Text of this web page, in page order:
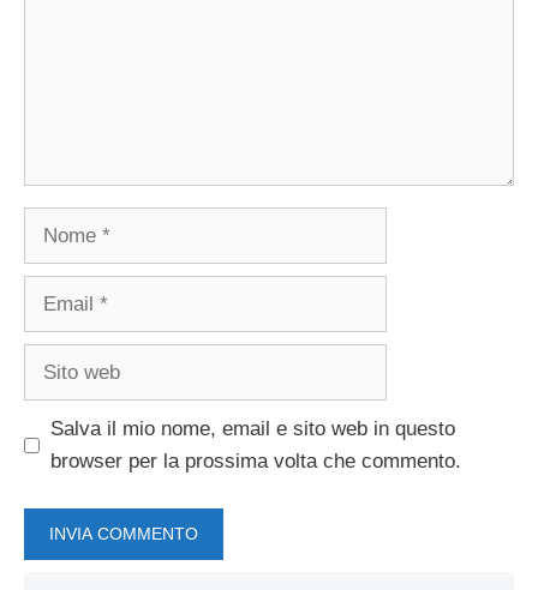
Nome
Email
Sito
Salva il mio nome, email e sito web in questo
browser per la prossima volta che commento.